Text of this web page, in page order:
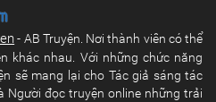
- AB Truyện. Nơi thành viên có thể
khác nhau. Với những chức năng
sẽ mang lại cho Tác giả sáng tác
Người đọc truyện online những trải